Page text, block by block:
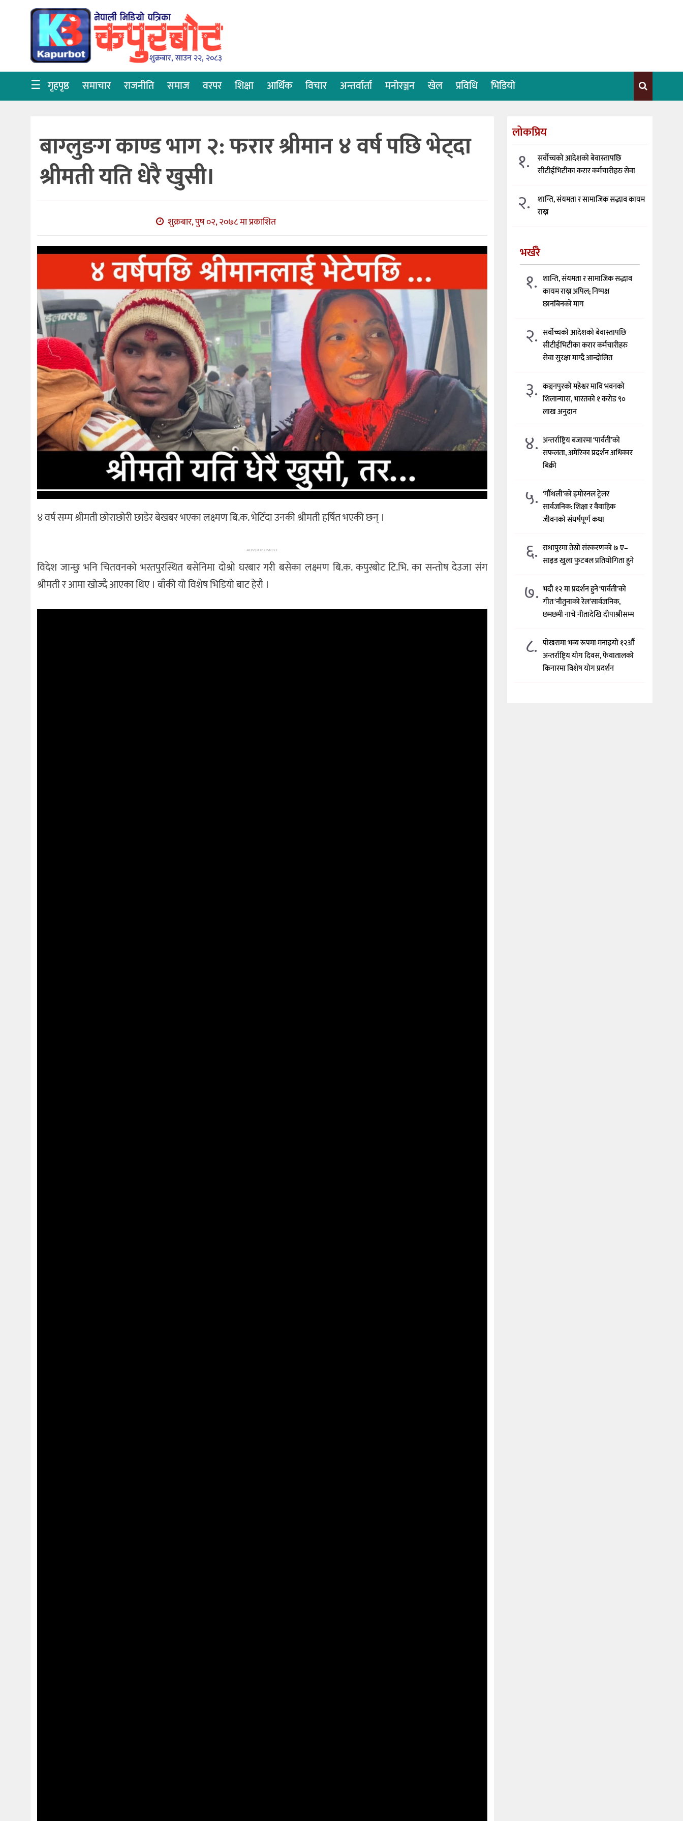
समाचार
राजनीति
समाज
भिडियो
शुक्रबार, साउन २२, २०८३
☰ गृहपृष्ठ समाचार राजनीति समाज वरपर शिक्षा आर्थिक विचार अन्तर्वार्ता मनोरञ्जन खेल प्रविधि भिडियो
बाग्लुङग काण्ड भाग २: फरार श्रीमान ४ वर्ष पछि भेट्दा
श्रीमती यति धेरै खुसी।
शुक्रबार, पुष ०२, २०७८ मा प्रकाशित
४ वर्ष सम्म श्रीमती छोराछोरी छाडेर बेखबर भएका लक्ष्मण बि.क. भेटिँदा उनकी श्रीमती हर्षित भएकी छन् ।
ADVERTISEMENT
विदेश जान्छु भनि चितवनको भरतपुरस्थित बसेनिमा दोश्रो घरबार गरी बसेका लक्ष्मण बि.क. कपुरबोट टि.भि. का सन्तोष देउजा संग
श्रीमती र आमा खोज्दै आएका थिए । बाँकी यो विशेष भिडियो बाट हेरौ ।
लोकप्रिय
१.
सर्वोच्चको आदेशको बेवास्तापछि
सीटीईभिटीका करार कर्मचारीहरु सेवा
२.
शान्ति, संयमता र सामाजिक सद्भाव कायम
राख्न
भर्खरै
१. शान्ति, संयमता र सामाजिक सद्भाव
कायम राख्न अपिल; निष्पक्ष
छानबिनको माग
२. सर्वोच्चको आदेशको बेवास्तापछि
सीटीईभिटीका करार कर्मचारीहरु
सेवा सुरक्षा माग्दै आन्दोलित
३. कञ्चनपुरको महेश्वर मावि भवनको
शिलान्यास, भारतको १ करोड ९०
लाख अनुदान
४. अन्तर्राष्ट्रिय बजारमा ‘पार्वती’को
सफलता, अमेरिका प्रदर्शन अधिकार
बिक्री
५. ‘गौँथली’को इमोस्नल ट्रेलर
सार्वजनिक: शिक्षा र वैवाहिक
जीवनको संघर्षपूर्ण कथा
६. राधापुरमा तेस्रो संस्करणको ७ ए–
साइड खुला फुटबल प्रतियोगिता हुने
७. भदौ १२ मा प्रदर्शन हुने ‘पार्वती’को
गीत ‘नौतुनाको रेल’सार्वजनिक,
छमछमी नाचे नीतादेखि दीपाश्रीसम्म
८. पोखरामा भव्य रूपमा मनाइयो १२औँ
अन्तर्राष्ट्रिय योग दिवस, फेवातालको
किनारमा विशेष योग प्रदर्शन